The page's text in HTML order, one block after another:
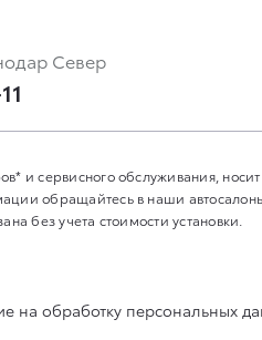
Север
и сервисного обслуживания,
обращайтесь в наши
без учета стоимости установки.
на обработку персональных